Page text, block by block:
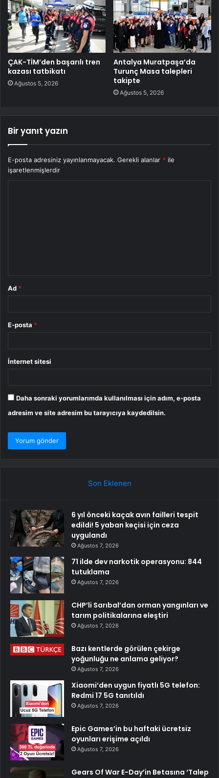
ÇAK-TİM’den başarılı tren
kazası tatbikatı
Ağustos 5, 2026
Antalya Muratpaşa’da
Turunç Masa talepleri
takipte
Ağustos 5, 2026
Bir yanıt yazın
E-posta adresiniz yayınlanmayacak. Gerekli alanlar * ile
işaretlenmişlerdir
Ad *
E-posta *
İnternet sitesi
Daha sonraki yorumlarımda kullanılması için adım, e-posta
adresim ve site adresim bu tarayıcıya kaydedilsin.
Son Eklenen
6 yıl önceki kaçak avın failleri tespit
edildi! 5 yaban keçisi için ceza
uygulandı
Ağustos 7, 2026
71 ilde dev narkotik operasyonu: 844
tutuklama
Ağustos 7, 2026
CHP’li Sarıbal’dan orman yangınları ve
tarım politikalarına eleştiri
Ağustos 7, 2026
Bazı kentlerde görülen çekirge
yoğunluğu ne anlama geliyor?
Ağustos 7, 2026
Xiaomi’den uygun fiyatlı 5G telefon:
Redmi 17 5G tanıtıldı
Ağustos 7, 2026
Epic Games’in bu haftaki ücretsiz
oyunları erişime açıldı
Ağustos 7, 2026
Gears Of War E-Day’in Betasına ‘Talep